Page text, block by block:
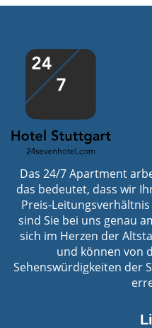
Das 24/7 Apartment
das bedeutet, dass wir
Preis-
sind Sie bei uns genau
sich im Herzen der
und können von
Sehenswürdigkeiten der